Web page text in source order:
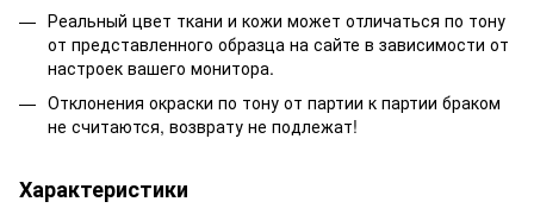
Реальный цвет ткани и кожи может отличаться по тону
от представленного образца на сайте в зависимости от
настроек вашего монитора.
Отклонения окраски по тону от партии к партии браком
не считаются, возврату не подлежат!
Характеристики